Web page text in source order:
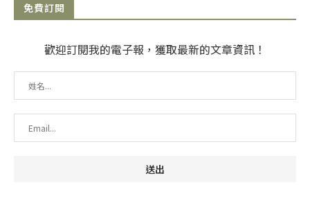
免費訂閱
歡迎訂閱我的電子報，獲取最新的文章資訊！